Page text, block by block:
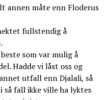
annen måte enn Floderus
fullstendig å
som var mulig å
Hadde vi låst oss og
utfall enn Djalali, så
så fall ikke ville ha lyktes